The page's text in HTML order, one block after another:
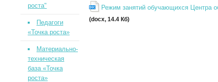
Режим занятий обучающихся Центра
(docx, 14.4 Кб)
роста"
Педагоги
«Точка роста»
Материально-
техническая
база «Точка
роста»